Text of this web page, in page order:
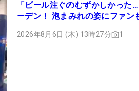
「ビール注ぐのむずかしかっ
ーデン！ 泡まみれの姿にファン
2026年8月6日 (木) 13時27分 1